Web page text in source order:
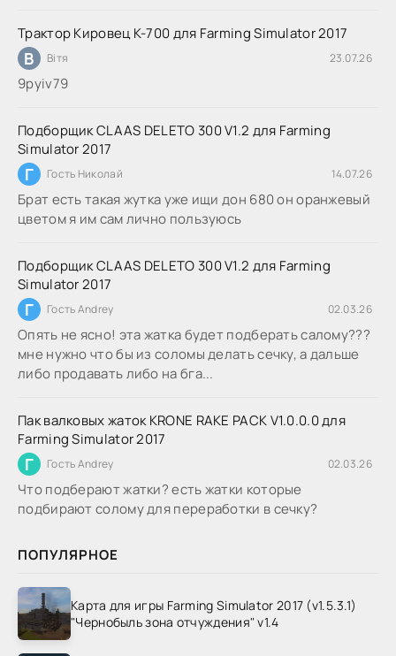
Трактор Кировец К-700 для Farming Simulator 2017
В Вітя 23.07.26
9руіv79
Подборщик CLAAS DELETO 300 V1.2 для Farming
Simulator 2017
Г Гость Николай 14.07.26
Брат есть такая жутка уже ищи дон 680 он оранжевый
цветом я им сам лично пользуюсь
Подборщик CLAAS DELETO 300 V1.2 для Farming
Simulator 2017
Г Гость Andrey 02.03.26
Опять не ясно! эта жатка будет подберать салому???
мне нужно что бы из соломы делать сечку, а дальше
либо продавать либо на бга...
Пак валковых жаток KRONE RAKE PACK V1.0.0.0 для
Farming Simulator 2017
Г Гость Andrey 02.03.26
Что подберают жатки? есть жатки которые
подбирают солому для переработки в сечку?
ПОПУЛЯРНОЕ
Карта для игры Farming Simulator 2017 (v1.5.3.1)
"Чернобыль зона отчуждения" v1.4